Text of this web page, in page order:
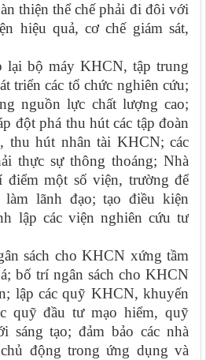
thiện thể chế phải đi đôi với
hiệu quả, cơ chế giám sát,
lại bộ máy KHCN, tập trung
triển các tổ chức nghiên cứu;
nguồn lực chất lượng cao;
đột phá thu hút các tập đoàn
thu hút nhân tài KHCN; các
thực sự thông thoáng; Nhà
điểm một số viện, trường để
lãnh đạo; tạo điều kiện
lập các viện nghiên cứu tư
sách cho KHCN xứng tầm
bố trí ngân sách cho KHCN
lập các quỹ KHCN, khuyến
quỹ đầu tư mạo hiểm, quỹ
sáng tạo; đảm bảo các nhà
động trong ứng dụng và